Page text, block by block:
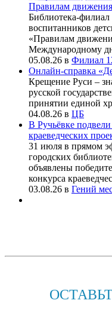
Правилам
Библиотека-
воспитанников
«Правилам
Международному
05.08.26 в Филиал
Онлайн-справка
Крещение Руси –
русской
принятии единой
04.08.26 в ЦБ
В Ручьёвке
краеведческих
31 июля в прямом
городских
объявлены
конкурса
03.08.26 в Гений